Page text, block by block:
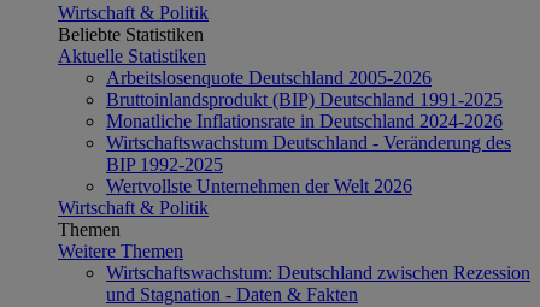
Wirtschaft & Politik
Beliebte Statistiken
Aktuelle Statistiken
Arbeitslosenquote Deutschland 2005-2026
Bruttoinlandsprodukt (BIP) Deutschland 1991-2025
Monatliche Inflationsrate in Deutschland 2024-2026
Wirtschaftswachstum Deutschland - Veränderung des
BIP 1992-2025
Wertvollste Unternehmen der Welt 2026
Wirtschaft & Politik
Themen
Weitere Themen
Wirtschaftswachstum: Deutschland zwischen Rezession
und Stagnation - Daten & Fakten